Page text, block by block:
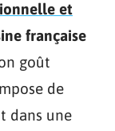
et
française
goût
de
dans une